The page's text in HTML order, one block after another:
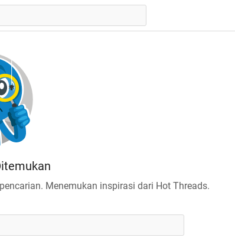
Menemukan inspirasi dari Hot Threads.